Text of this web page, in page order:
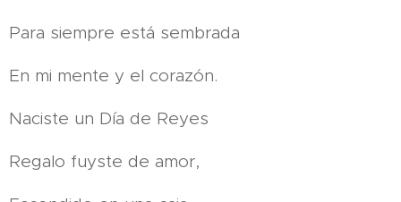
Para siempre está sembrada
En mi mente y el corazón.
Naciste un Día de Reyes
Regalo fuyste de amor,